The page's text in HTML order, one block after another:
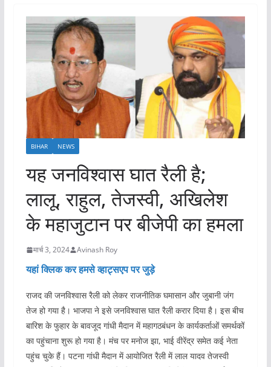
BIHAR NEWS
यह जनविश्वास घात रैली है;
लालू, राहुल, तेजस्वी, अखिलेश
के महाजुटान पर बीजेपी का हमला
मार्च 3, 2024 Avinash Roy
यहां क्लिक कर हमसे व्हाट्सएप पर जुड़े
राजद की जनविश्वास रैली को लेकर राजनीतिक घमासान और जुबानी जंग
तेज हो गया है। भाजपा ने इसे जनविश्वास घात रैली करार दिया है। इस बीच
बारिश के फुहार के बावजूद गांधी मैदान में महागठबंधन के कार्यकर्ताओं समर्थकों
का पहुंचाना शुरू हो गया है। मंच पर मनोज झा, भाई वीरेंद्र समेत कई नेता
पहुंच चुके हैं। पटना गांधी मैदान में आयोजित रैली में लाल यादव तेजस्वी